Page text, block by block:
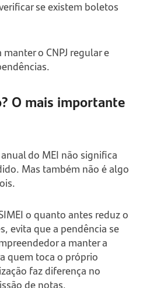
se existem boletos
o CNPJ regular e
O mais importante
do MEI não significa
Mas também não é algo
o quanto antes reduz o
evita que a pendência se
a manter a
quem toca o próprio
faz diferença no
de notas,